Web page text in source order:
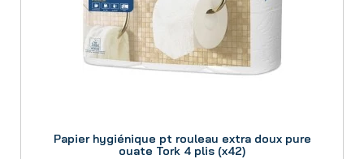
Papier hygiénique pt rouleau extra doux pure
ouate Tork 4 plis (x42)